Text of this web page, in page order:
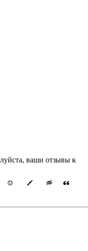
ваши отзывы к